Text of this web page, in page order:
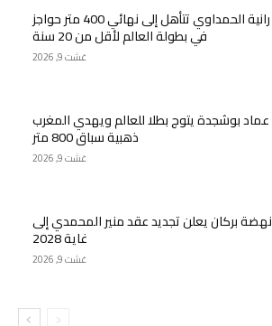
رانية الحمداوي تتأهل إلى نهائي 400 متر حواجز
في بطولة العالم لأقل من 20 سنة
غشت 9, 2026
عماد بوشجدة يتوج بطلا للعالم ويهدي المغرب
ذهبية سباق 800 متر
غشت 9, 2026
نهضة بركان يعلن تجديد عقد منير المحمدي إلى
غاية 2028
غشت 9, 2026